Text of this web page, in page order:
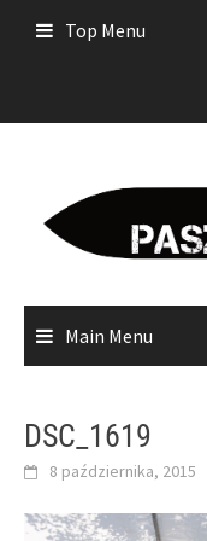
Top Menu
Main Menu
DSC_1619
8 października, 2015